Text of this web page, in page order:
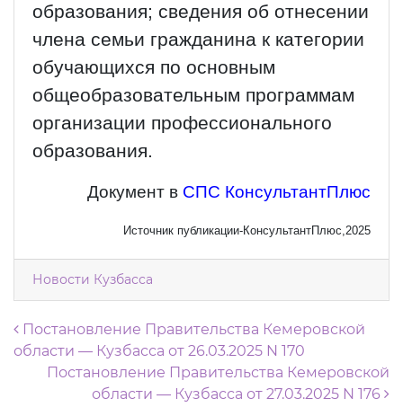
образования; сведения об отнесении
члена семьи гражданина к категории
обучающихся по основным
общеобразовательным программам
организации профессионального
образования.
Документ в СПС КонсультантПлюс
Источник публикации-КонсультантПлюс,2025
Новости Кузбасса
Навигация по записям
Постановление Правительства Кемеровской
области — Кузбасса от 26.03.2025 N 170
Постановление Правительства Кемеровской
области — Кузбасса от 27.03.2025 N 176